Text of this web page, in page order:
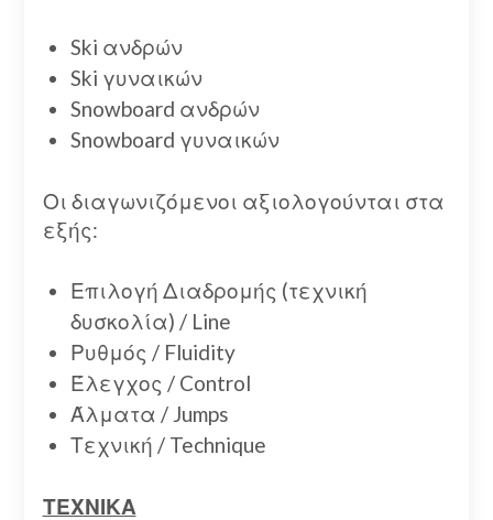
Ski ανδρών
Ski γυναικών
Snowboard ανδρών
Snowboard γυναικών
Οι διαγωνιζόμενοι αξιολογούνται στα
εξής:
Επιλογή Διαδρομής (τεχνική
δυσκολία) / Line
Ρυθμός / Fluidity
Έλεγχος / Control
Άλματα / Jumps
Τεχνική / Technique
ΤΕΧΝΙΚΑ